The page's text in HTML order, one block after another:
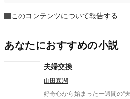
このコンテンツについて報告する
あなたにおすすめの小説
夫婦交換
山田森湖
好奇心から始まった一週間の“